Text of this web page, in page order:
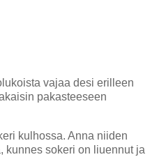
vajaa desi erilleen
pakasteeseen
kulhossa. Anna niiden
kunnes sokeri on liuennut ja